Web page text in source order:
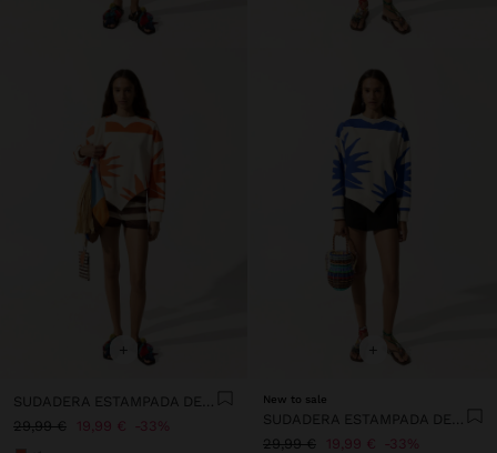
+
29,99 €
19,99 € 33%
+
New to sale
29,99 €
19,99 € 33%